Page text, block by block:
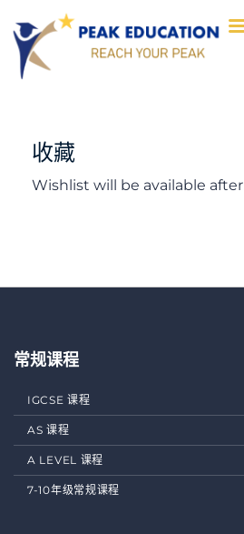
收藏
Wishlist will be available after
常规课程
IGCSE 课程
AS 课程
A LEVEL 课程
7-10年级常规课程